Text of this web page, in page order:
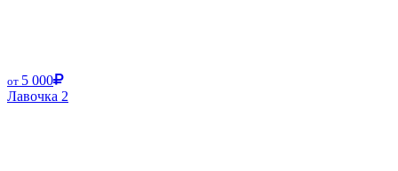
от 5 000
Лавочка 2